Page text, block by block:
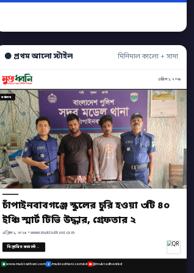
⚫ প্রথম আলো স্টাইল মিনিমাল কালো + সাদা
এপ্রিল ১, ২০২৬
সর্বশেষ
চাঁপাইনবাবগঞ্জে স্কুলের চুরি হওয়া ৩টি ৪০
ইঞ্চি স্মার্ট টিভি উদ্ধার, গ্রেফতার ২
এপ্রিল ১, ২০২৬ • www.muktodhoni.com
বিস্তারিত কমেন্টে →
www.muktodhoni.com /muktodhoni.com.bd @muktodhonibd